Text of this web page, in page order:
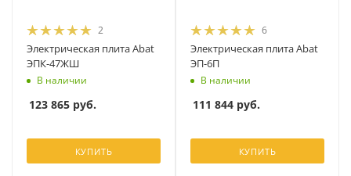
2
Электрическая плита Abat
ЭПК-47ЖШ
В наличии
123 865 руб.
КУПИТЬ
6
Электрическая плита Abat
ЭП-6П
В наличии
111 844 руб.
КУПИТЬ